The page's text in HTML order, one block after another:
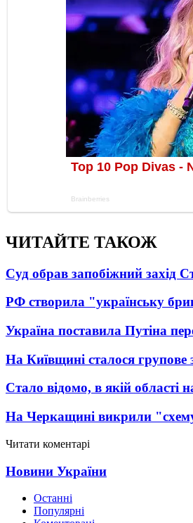
ЧИТАЙТЕ ТАКОЖ
Суд обрав запобіжний захід
РФ створила "українську
Україна поставила Путіна
На Київщині сталося групове
Стало відомо, в якій
На Черкащині викрили
Читати коментарі
Новини України
Останні
Популярні